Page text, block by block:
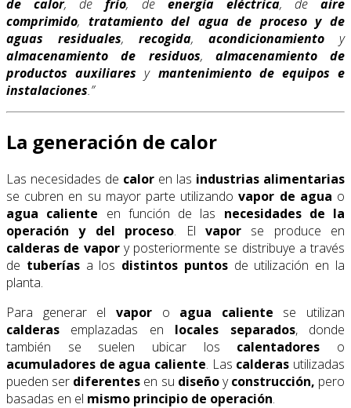
de calor, defrío, de energía eléctrica, de aire
comprimido, tratamiento del agua de proceso y de
aguas residuales, recogida, acondicionamiento y
almacenamiento de residuos, almacenamiento de
productos auxiliares y mantenimiento de equipos e
instalaciones.”
La generación de calor
Las necesidades de calor en las industrias alimentarias
se cubren en su mayor parte utilizandovapor de agua o
agua caliente en función de las necesidades de la
operación y del proceso. El vaporse produce en
calderas de vapory posteriormente se distribuye a través
de tuberíasa los distintos puntosde utilización en la
planta.
Para generar el vaporo agua caliente se utilizan
calderas emplazadas en locales separados, donde
también se suelen ubicar los calentadores o
acumuladores de agua caliente. Las calderas utilizadas
pueden ser diferentes en su diseñoyconstrucción, pero
basadas en el mismo principio de operación.